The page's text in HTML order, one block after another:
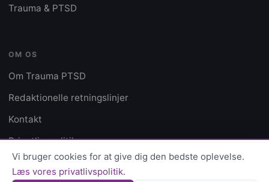
Trauma & PTSD
OM OS
Om Trauma PTSD
Redaktionelle retningslinjer
Kontakt
Privatlivspolitik
Vi bruger cookies for at give dig den bedste oplevelse.
Læs vores privatlivspolitik.